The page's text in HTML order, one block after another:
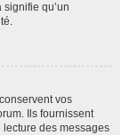
qu’un
vos
Ils fournissent
des messages